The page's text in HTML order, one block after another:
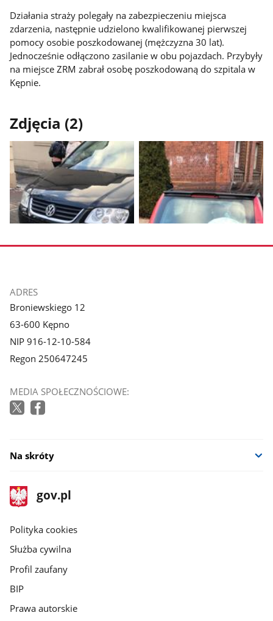
Działania straży polegały na zabezpieczeniu miejsca
zdarzenia, następnie udzielono kwalifikowanej pierwszej
pomocy osobie poszkodowanej (mężczyzna 30 lat).
Jednocześnie odłączono zasilanie w obu pojazdach. Przybyły
na miejsce ZRM zabrał osobę poszkodowaną do szpitala w
Kępnie.
Zdjęcia (2)
zdjęcie
zdjęcie
stopka
ADRES
Broniewskiego 12
63-600 Kępno
NIP 916-12-10-584
Regon 250647245
MEDIA SPOŁECZNOŚCIOWE:
Na skróty
stopka
gov.pl
Strona
gov.pl
gov.pl
Polityka cookies
Służba cywilna
Profil zaufany
BIP
Prawa autorskie